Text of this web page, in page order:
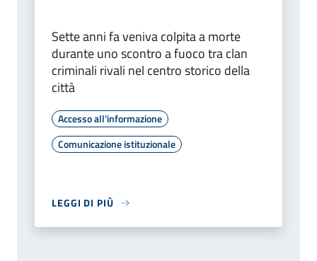
Sette anni fa veniva colpita a morte
durante uno scontro a fuoco tra clan
criminali rivali nel centro storico della
città
Accesso all'informazione
Comunicazione istituzionale
LEGGI DI PIÙ